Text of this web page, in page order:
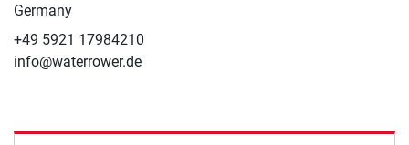
Germany
+49 5921 17984210
info@waterrower.de